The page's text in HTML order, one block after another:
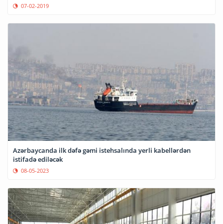
07-02-2019
Azərbaycanda ilk dəfə gəmi istehsalında yerli kabellərdən
istifadə ediləcək
08-05-2023